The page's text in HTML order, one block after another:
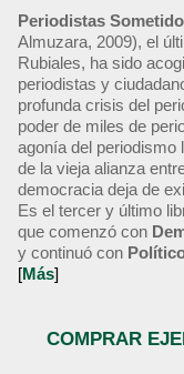
Periodistas
Almuzara, 2009), el
Rubiales, ha sido
periodistas y
profunda crisis del
poder de miles de
agonía del periodismo
de la vieja alianza
democracia deja de
Es el tercer y último
que comenzó con
y continuó con
[Más]
COMPRAR